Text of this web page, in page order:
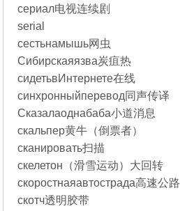
сериал电视连续剧
serial
сестьнамышь网虫
Сибирскаяязва炭疽热
сидетьвИнтернете在线
синхронныйперевод同声传译
Сказалаоднабаба小道消息
скальпер黄牛（倒票者）
сканировать扫描
скелетон（滑雪运动）大回转
скоростнаяавтострада高速公路
скотч透明胶带